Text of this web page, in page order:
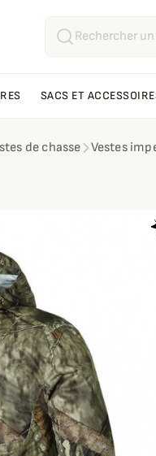
SACS ET
de chasse Vestes